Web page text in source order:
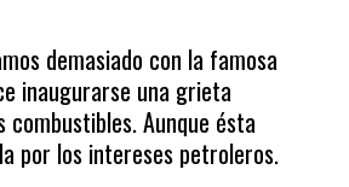
demasiado con la famosa
inaugurarse una grieta
Aunque ésta
por los intereses petroleros.